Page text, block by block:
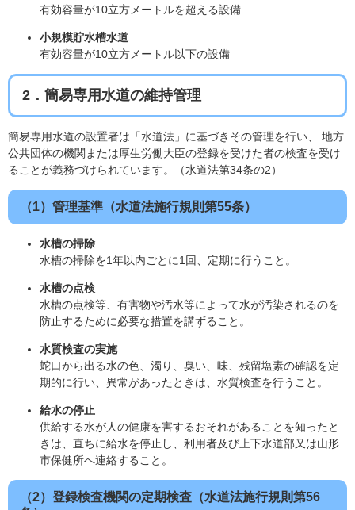
有効容量が10立方メートルを超える設備
小規模貯水槽水道
有効容量が10立方メートル以下の設備
2．簡易専用水道の維持管理
簡易専用水道の設置者は「水道法」に基づきその管理を行い、 地方
公共団体の機関または厚生労働大臣の登録を受けた者の検査を受け
ることが義務づけられています。（水道法第34条の2）
（1）管理基準（水道法施行規則第55条）
水槽の掃除
水槽の掃除を1年以内ごとに1回、定期に行うこと。
水槽の点検
水槽の点検等、有害物や汚水等によって水が汚染されるのを
防止するために必要な措置を講ずること。
水質検査の実施
蛇口から出る水の色、濁り、臭い、味、残留塩素の確認を定
期的に行い、異常があったときは、水質検査を行うこと。
給水の停止
供給する水が人の健康を害するおそれがあることを知ったと
きは、直ちに給水を停止し、利用者及び上下水道部又は山形
市保健所へ連絡すること。
（2）登録検査機関の定期検査（水道法施行規則第56